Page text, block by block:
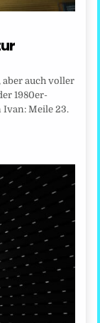
auch voller
1980er-
Ivan: Meile 23.